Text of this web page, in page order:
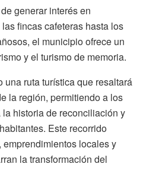
generar interés en
fincas cafeteras hasta los
el municipio ofrece un
y el turismo de memoria.
ruta turística que resaltará
la región, permitiendo a los
historia de reconciliación y
Este recorrido
locales y
la transformación del